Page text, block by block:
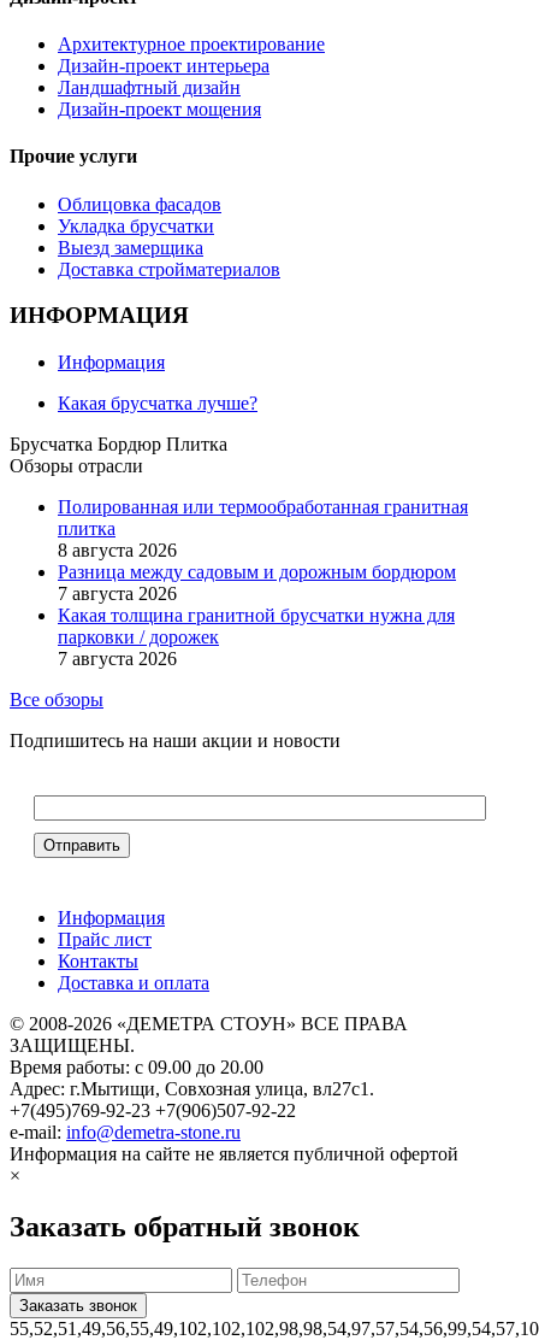
Архитектурное проектирование
Дизайн-проект интерьера
Ландшафтный дизайн
Дизайн-проект мощения
Прочие услуги
Облицовка фасадов
Укладка брусчатки
Выезд замерщика
Доставка стройматериалов
ИНФОРМАЦИЯ
Информация
Какая брусчатка лучше?
Брусчатка Бордюр Плитка
Обзоры отрасли
Полированная или термообработанная гранитная
плитка
8 августа 2026
Разница между садовым и дорожным бордюром
7 августа 2026
Какая толщина гранитной брусчатки нужна для
парковки / дорожек
7 августа 2026
Все обзоры
Подпишитесь на наши акции и новости
Информация
Прайс лист
Контакты
Доставка и оплата
© 2008-2026 «ДЕМЕТРА СТОУН» ВСЕ ПРАВА
ЗАЩИЩЕНЫ.
Время работы: с 09.00 до 20.00
Адрес: г.Мытищи, Совхозная улица, вл27с1.
+7(495)769-92-23 +7(906)507-92-22
e-mail: info@demetra-stone.ru
Информация на сайте не является публичной офертой
×
Заказать обратный звонок